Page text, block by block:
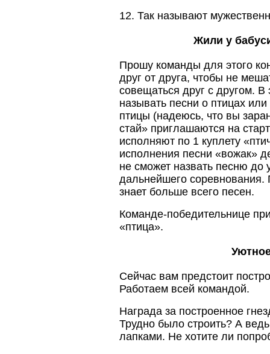
12. Так называют
Жили у
Прошу команды для этого
друг от друга, чтобы не
совещаться друг с другом. В
называть песни о птицах
птицы (надеюсь, что вы
стай» приглашаются на
исполняют по 1 куплету
исполнения песни «вожак»
не сможет назвать песню до
дальнейшего соревнования.
знает больше всего песен.
Команде-победительнице
«птица».
Сейчас вам предстоит
Работаем всей командой.
Награда за построенное
Трудно было строить? А
лапками. Не хотите ли